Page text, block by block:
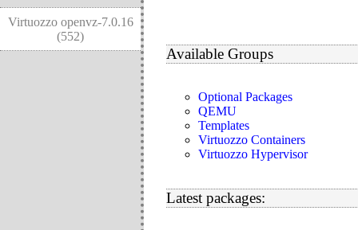
Virtuozzo openvz-7.0.16
(552)
Available Groups
Optional Packages
QEMU
Templates
Virtuozzo Containers
Virtuozzo Hypervisor
Latest packages: